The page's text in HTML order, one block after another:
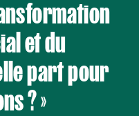
et du
part pour
? »